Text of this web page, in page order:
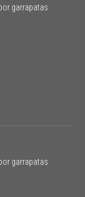
garrapatas
garrapatas